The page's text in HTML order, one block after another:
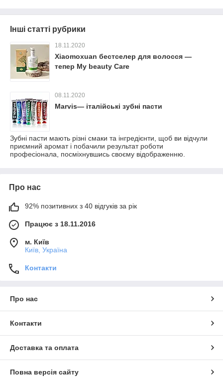
Інші статті рубрики
18.11.2020
Xiaomoxuan бестселер для волосся —
тепер My beauty Care
08.11.2020
Marvis— італійські зубні пасти
Зубні пасти мають різні смаки та інгредієнти, щоб ви відчули
приємний аромат і побачили результат роботи
професіонала, посміхнувшись своєму відображенню.
Про нас
92% позитивних з 40 відгуків за рік
Працює з 18.11.2016
м. Київ
Київ, Україна
Контакти
Про нас
Контакти
Доставка та оплата
Повна версія сайту